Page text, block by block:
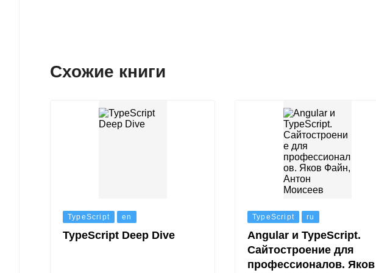
Схожие книги
TypeScript en
TypeScript Deep Dive
TypeScript ru
Angular и TypeScript.
Сайтостроение для
профессионалов. Яков